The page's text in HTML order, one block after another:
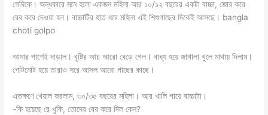
সেদিকে। অন্ধকারে মনে হলো একজন মহিলা আর ১০/১২ বছরের একটা বাচ্চা, জোর করে
বের করে দেওয়া হল। বাচ্চাটির হাত ধরে মহিলা এই শিশুগাছের দিকেই আসছে। bangla
choti golpo
আমার পাশেই দাড়াল। বৃষ্টির আচ আরো বেড়ে গেল। বাধ্য হয়ে জাখালা খুলে মাথায় দিলাম।
গোটমোট হয়ে তারাও সরে আসল আরো গাছের কাছে।
এতক্ষণে খেয়াল করলাম, ৩০/৩৫ বছরের মহিলা। আর খালি গায়ে বাচ্চাটা।
-কি হয়েছে রে খুকি, তোদের বের করে দিল কেন?